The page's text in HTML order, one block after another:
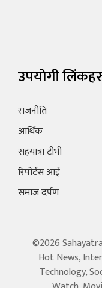
उपयोगी
राजनीति
आर्थिक
सहयात्रा टीभी
रिपोर्टस आई
समाज दर्पण
©2026
Hot News,
Technology,